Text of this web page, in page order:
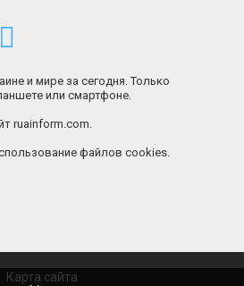
и мире за сегодня. Только
или смартфоне.
ruainform.com.
файлов cookies.
Карта сайта